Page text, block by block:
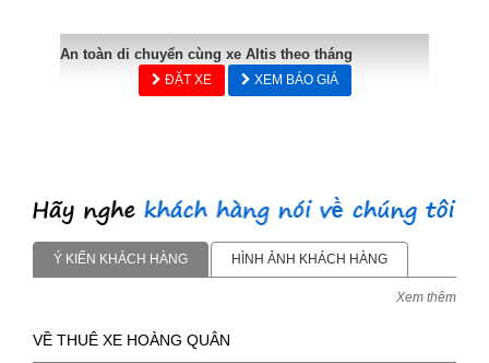
An toàn di chuyển cùng xe Altis theo tháng
ĐẶT XE XEM BÁO GIÁ
Ý KIẾN KHÁCH HÀNG HÌNH ẢNH KHÁCH HÀNG
Xem thêm
VỀ THUÊ XE HOÀNG QUÂN